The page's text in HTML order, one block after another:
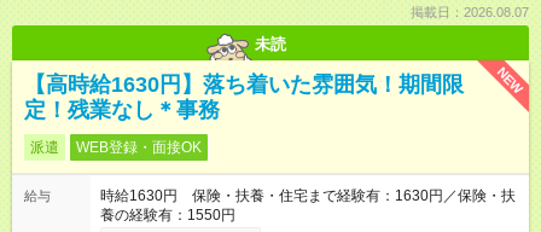
掲載日：2026.08.07
未読
NEW
【高時給1630円】落ち着いた雰囲気！期間限
定！残業なし＊事務
派遣 WEB登録・面接OK
給与
時給1630円 保険・扶養・住宅まで経験有：1630円／保険・扶
養の経験有：1550円